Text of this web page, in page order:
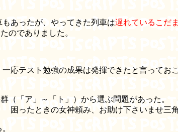
あったが、やってきた列車は遅れているこだ
のでありました。
テスト勉強の成果は発揮できたと言って
（「ア」～「ト」）から選ぶ問題があった
ったときの女神頼み、お助け下さいませ三角